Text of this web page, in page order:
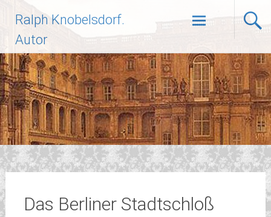
Inhalt
springen
Ralph Knobelsdorf.
Autor
Das Berliner Stadtschloß